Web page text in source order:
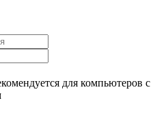
для компьютеров с